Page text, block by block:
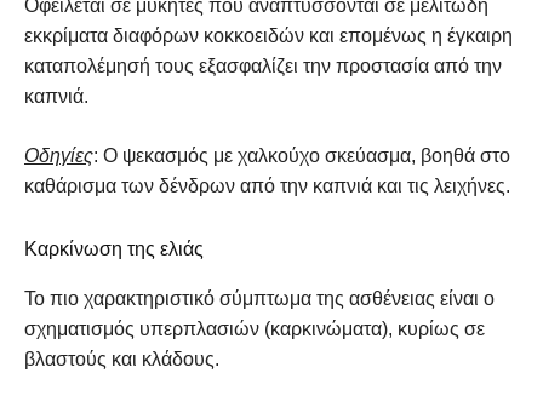
Οφείλεται σε μύκητες που αναπτύσσονται σε μελιτώδη
εκκρίματα διαφόρων κοκκοειδών και επομένως η έγκαιρη
καταπολέμησή τους εξασφαλίζει την προστασία από την
καπνιά.
Οδηγίες: Ο ψεκασμός με χαλκούχο σκεύασμα, βοηθά στο
καθάρισμα των δένδρων από την καπνιά και τις λειχήνες.
Καρκίνωση της ελιάς
Το πιο χαρακτηριστικό σύμπτωμα της ασθένειας είναι ο
σχηματισμός υπερπλασιών (καρκινώματα), κυρίως σε
βλαστούς και κλάδους.